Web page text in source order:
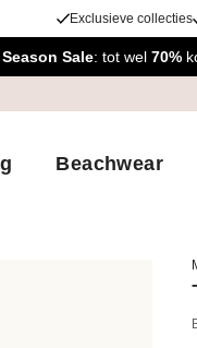
Exclusieve collecties
Sale: tot wel 70%
Beachwear